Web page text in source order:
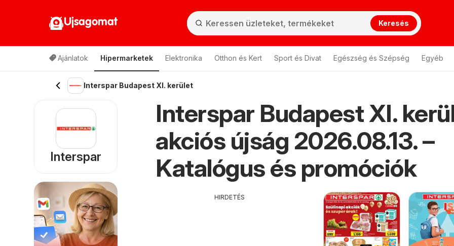
Ujsagomat Keresés
Ajánlatok Hipermarketek Elektronika Otthon és Kert Sport és Divat Egészség és Szépség Egyéb
Interspar Budapest XI. kerület
Interspar Budapest XI.
akciós újság 2026.08.13. –
Katalógus és promóciók
HIRDETÉS
Interspar